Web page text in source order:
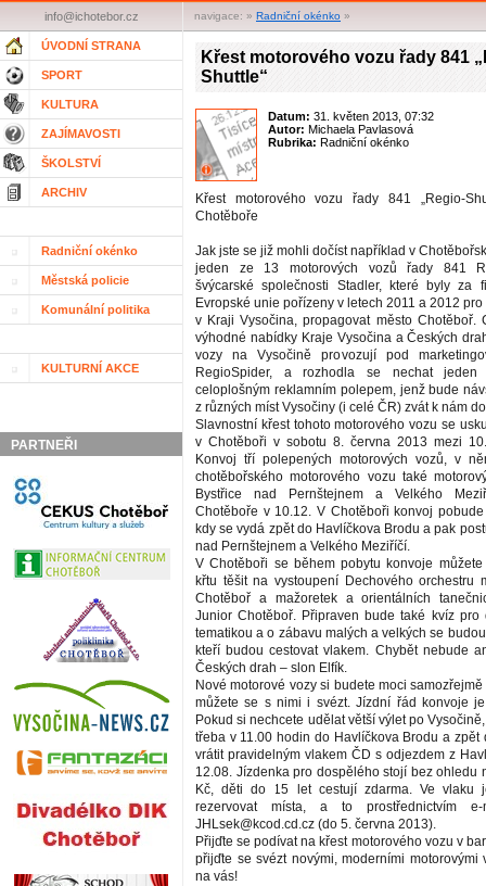
navigace: » Radniční okénko »
info@ichotebor.cz
ÚVODNÍ STRANA
SPORT
KULTURA
ZAJÍMAVOSTI
ŠKOLSTVÍ
ARCHIV
Radniční okénko
Městská policie
Komunální politika
KULTURNÍ AKCE
PARTNEŘI
Křest motorového vozu řady 841
Shuttle“
Datum: 31. květen 2013, 07:32
Autor: Michaela Pavlasová
Rubrika: Radniční okénko
Křest motorového vozu řady 841 „Regio-
Chotěboře
Jak jste se již mohli dočíst například v
jeden ze 13 motorových vozů řady 841
švýcarské společnosti Stadler, které byly za
Evropské unie pořízeny v letech 2011 a 2012
v Kraji Vysočina, propagovat město Chotěboř.
výhodné nabídky Kraje Vysočina a Českých
vozy na Vysočině provozují pod
RegioSpider, a rozhodla se nechat
celoplošným reklamním polepem, jenž bude
z různých míst Vysočiny (i celé ČR) zvát k nám
Slavnostní křest tohoto motorového vozu se
v Chotěboři v sobotu 8. června 2013 mezi
Konvoj tří polepených motorových vozů, v
chotěbořského motorového vozu také
Bystřice nad Pernštejnem a Velkého
Chotěboře v 10.12. V Chotěboři konvoj
kdy se vydá zpět do Havlíčkova Brodu a pak
nad Pernštejnem a Velkého Meziříčí.
V Chotěboři se během pobytu konvoje
křtu těšit na vystoupení Dechového orchestru
Chotěboř a mažoretek a orientálních
Junior Chotěboř. Připraven bude také kvíz pro
tematikou a o zábavu malých a velkých se
kteří budou cestovat vlakem. Chybět nebude
Českých drah – slon Elfík.
Nové motorové vozy si budete moci
můžete se s nimi i svézt. Jízdní řád konvoje
Pokud si nechcete udělat větší výlet po
třeba v 11.00 hodin do Havlíčkova Brodu a zpět
vrátit pravidelným vlakem ČD s odjezdem z
12.08. Jízdenka pro dospělého stojí bez ohledu
Kč, děti do 15 let cestují zdarma. Ve vlaku
rezervovat místa, a to prostřednictvím e-
JHLsek@kcod.cd.cz (do 5. června 2013).
Přijďte se podívat na křest motorového vozu v
přijďte se svézt novými, moderními motorovými
na vás!